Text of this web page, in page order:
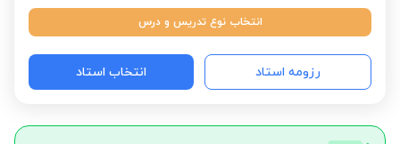
انتخاب نوع تدریس و درس
رزومه استاد انتخاب استاد